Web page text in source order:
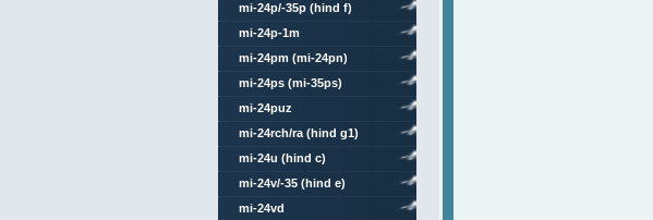
mi-24p/-35p (hind f)
mi-24p-1m
mi-24pm (mi-24pn)
mi-24ps (mi-35ps)
mi-24puz
mi-24rch/ra (hind g1)
mi-24u (hind c)
mi-24v/-35 (hind e)
mi-24vd